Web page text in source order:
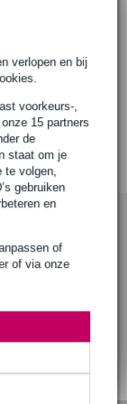
verlopen en bij
voorkeurs-,
15 partners
de
staat om je
te volgen,
gebruiken
en
of
of via onze